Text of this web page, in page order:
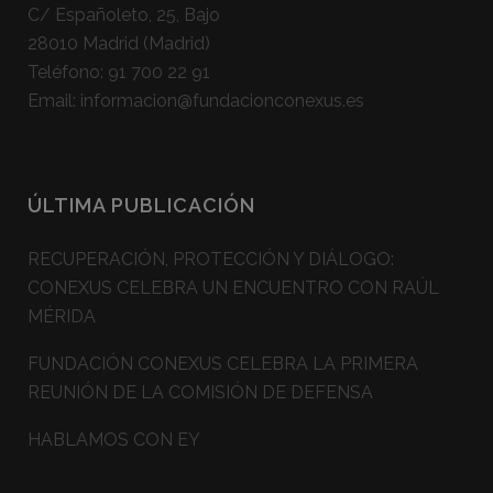
C/ Españoleto, 25, Bajo
28010 Madrid (Madrid)
Teléfono: 91 700 22 91
Email: informacion@fundacionconexus.es
ÚLTIMA PUBLICACIÓN
RECUPERACIÓN, PROTECCIÓN Y DIÁLOGO:
CONEXUS CELEBRA UN ENCUENTRO CON RAÚL
MÉRIDA
FUNDACIÓN CONEXUS CELEBRA LA PRIMERA
REUNIÓN DE LA COMISIÓN DE DEFENSA
HABLAMOS CON EY